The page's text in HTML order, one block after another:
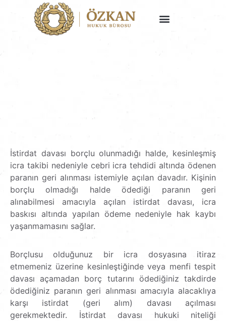
İstirdat davası borçlu olunmadığı halde, kesinleşmiş
icra takibi nedeniyle cebri icra tehdidi altında ödenen
paranın geri alınması istemiyle açılan davadır. Kişinin
borçlu olmadığı halde ödediği paranın geri
alınabilmesi amacıyla açılan istirdat davası, icra
baskısı altında yapılan ödeme nedeniyle hak kaybı
yaşanmamasını sağlar.
Borçlusu olduğunuz bir icra dosyasına itiraz
etmemeniz üzerine kesinleştiğinde veya menfi tespit
davası açamadan borç tutarını ödediğiniz takdirde
ödediğiniz paranın geri alınması amacıyla alacaklıya
karşı istirdat (geri alım) davası açılması
gerekmektedir. İstirdat davası hukuki niteliği